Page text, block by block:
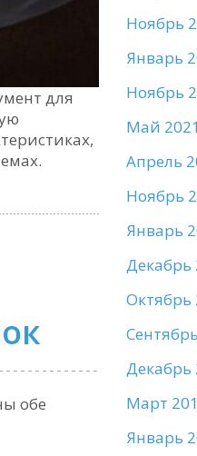
для
обе
Ноябрь
Январь
Ноябрь
Май 2021
Апрель
Ноябрь
Январь
Декабрь
Октябрь
Декабрь
Март
Январь